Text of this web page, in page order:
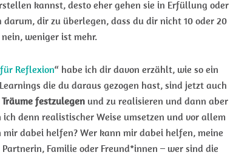
kannst, desto eher gehen sie in Erfüllung oder
dir zu überlegen, dass du dir nicht 10 oder 20
weniger ist mehr.
Reflexion“ habe ich dir davon erzählt, wie so ein
die du daraus gezogen hast, sind jetzt auch
festzulegen und zu realisieren und dann aber
ich denn realistischer Weise umsetzen und vor allem
dabei helfen? Wer kann mir dabei helfen, meine
Familie oder Freund*innen – wer sind die